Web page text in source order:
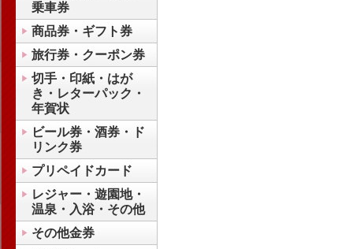
乗車券
商品券・ギフト券
旅行券・クーポン券
切手・印紙・はが
き・レターパック・
年賀状
ビール券・酒券・ド
リンク券
プリペイドカード
レジャー・遊園地・
温泉・入浴・その他
その他金券